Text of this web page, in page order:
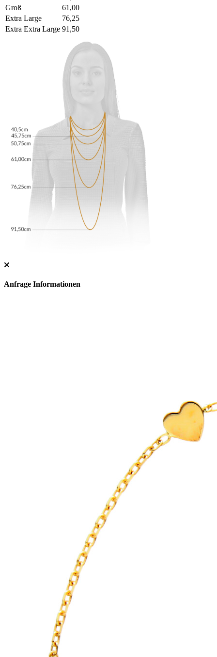
Groß
61,00
Extra Large
76,25
Extra Extra Large 91,50
Anfrage Informationen